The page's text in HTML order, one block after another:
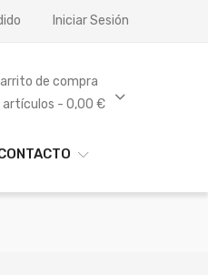
Iniciar Sesión
de compra
artículos - 0,00 €